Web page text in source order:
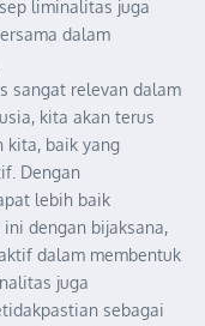
liminalitas juga
dalam
sangat relevan dalam
kita akan terus
kita, baik yang
Dengan
lebih baik
dengan bijaksana,
dalam membentuk
juga
sebagai